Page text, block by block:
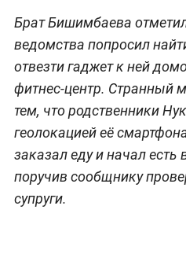
Брат Бишимбаева
ведомства попросил
отвезти гаджет к ней
фитнес-центр. Странный
тем, что родственники
геолокацией её
заказал еду и начал есть
поручив сообщнику
супруги.